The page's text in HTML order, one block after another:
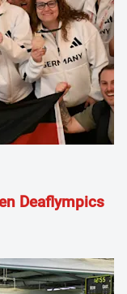
Deaflympics